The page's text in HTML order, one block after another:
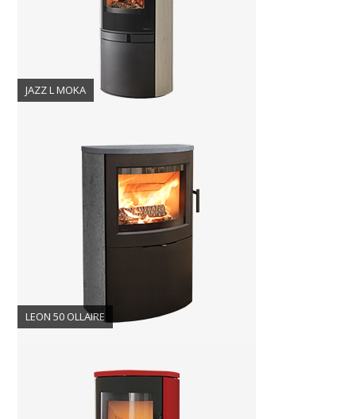
JAZZ L MOKA
LEON 50 OLLAIRE